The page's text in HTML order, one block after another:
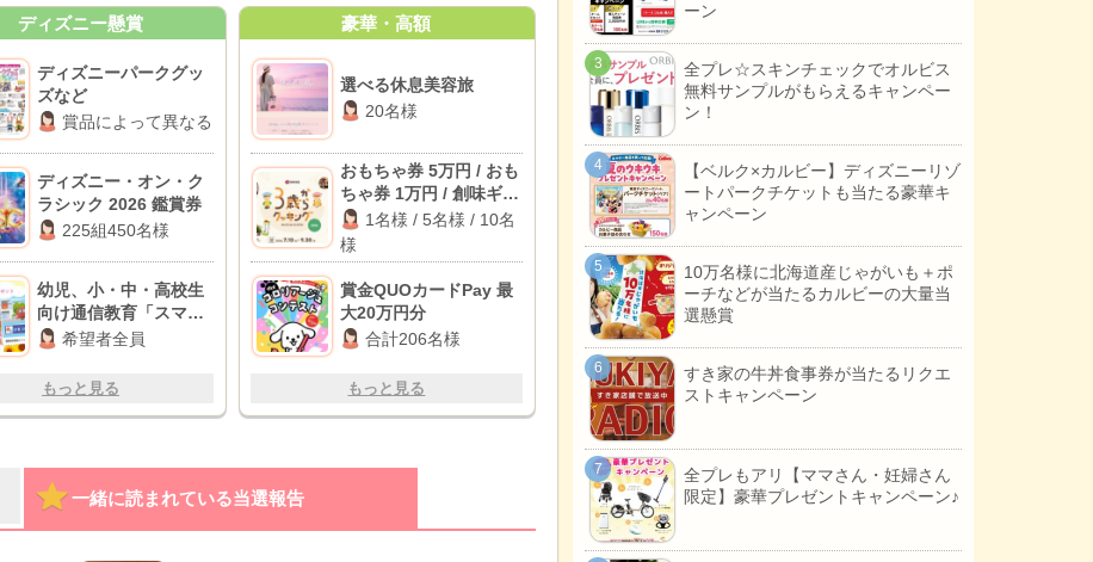
ディズニー懸賞
ディズニーパークグッ
ズなど
賞品によって異なる
ディズニー・オン・ク
ラシック 2026 鑑賞券
225組450名様
幼児、小・中・高校生
向け通信教育「スマイ
ルゼミ」無料資料
希望者全員
もっと見る
豪華・高額
選べる休息美容旅
20名様
おもちゃ券 5万円 / おも
ちゃ券 1万円 / 創味ギフ
トセット
1名様 / 5名様 / 10名
様
賞金QUOカードPay 最
大20万円分
合計206名様
もっと見る
一緒に読まれている当選報告
ーン
全プレ☆スキンチェックでオルビス
無料サンプルがもらえるキャンペー
ン！
【ベルク×カルビー】ディズニーリゾ
ートパークチケットも当たる豪華キ
ャンペーン
10万名様に北海道産じゃがいも＋ポ
ーチなどが当たるカルビーの大量当
選懸賞
すき家の牛丼食事券が当たるリクエ
ストキャンペーン
全プレもアリ【ママさん・妊婦さん
限定】豪華プレゼントキャンペーン♪